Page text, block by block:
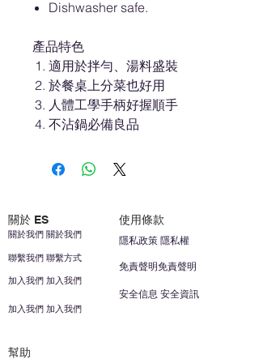
Dishwasher safe.
產品特色
適用於拌勻、湯料盛裝
於餐桌上分菜也好用
人體工學手柄好握順手
不沾鍋必備良品
關於 ES 使用條款
聯繫我們 聯繫方式
加入我們 加入我們
關於我們 關於我們
加入我們 加入我們
安全信息 安全資訊
免責聲明免責聲明
隱私政策 隱私權
幫助